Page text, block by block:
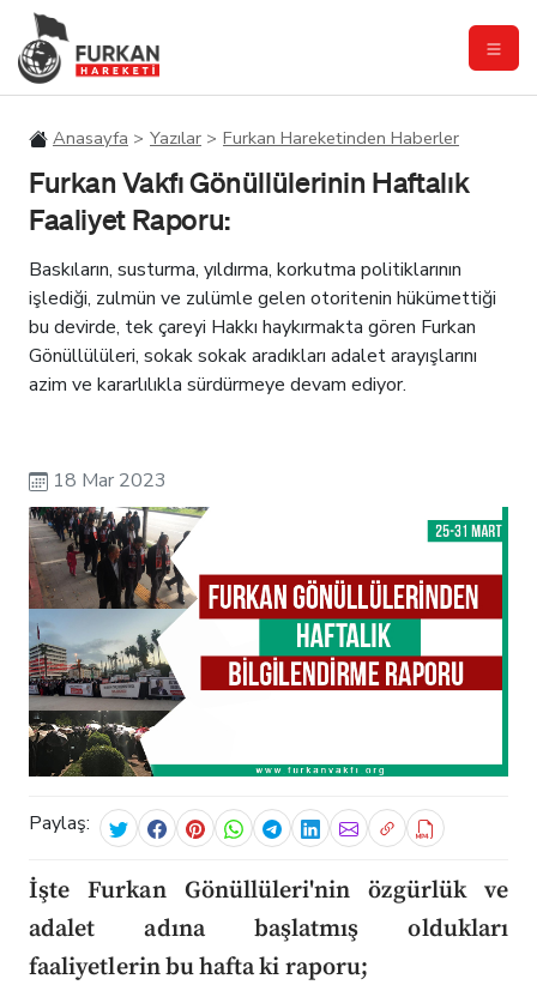
Anasayfa Yazılar Furkan Hareketinden Haberler
Furkan Vakfı Gönüllülerinin Haftalık
Faaliyet Raporu:
Baskıların, susturma, yıldırma, korkutma politiklarının
işlediği, zulmün ve zulümle gelen otoritenin hükümettiği
bu devirde, tek çareyi Hakkı haykırmakta gören Furkan
Gönüllülüleri, sokak sokak aradıkları adalet arayışlarını
azim ve kararlılıkla sürdürmeye devam ediyor.
18 Mar 2023
Paylaş:
İşte Furkan Gönüllüleri'nin özgürlük ve
adalet adına başlatmış oldukları
faaliyetlerin bu hafta ki raporu;